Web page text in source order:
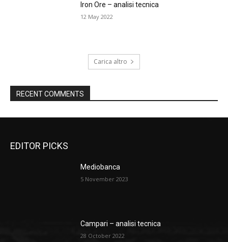
Iron Ore – analisi tecnica
12 May 2022
Carica altro
RECENT COMMENTS
EDITOR PICKS
Mediobanca
5 November 2023
Campari – analisi tecnica
28 October 2022